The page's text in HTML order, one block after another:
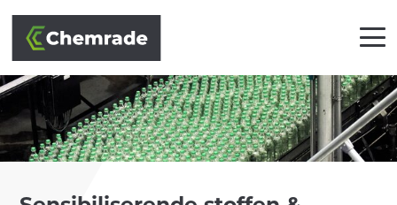
OPLOSSINGEN